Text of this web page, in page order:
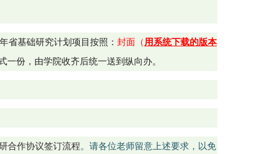
省基础研究计划项目按照： 封面（ 用系统下载的版本
一份，由学院收齐后统一送到纵向办。
合作协议签订流程。请各位老师留意上述要求，以免